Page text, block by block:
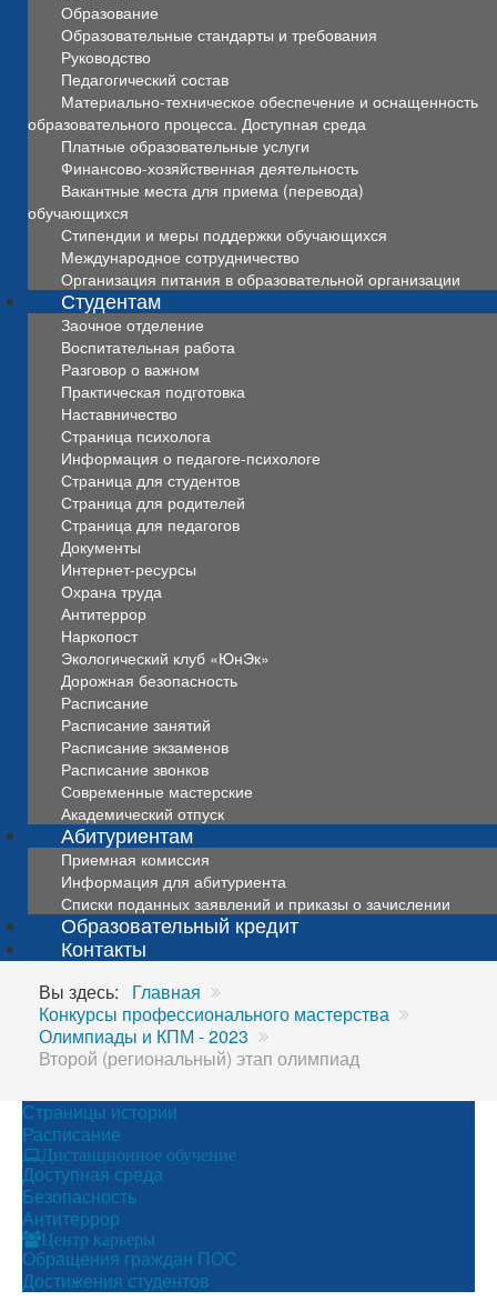
Образование
Образовательные стандарты и требования
Руководство
Педагогический состав
Материально-техническое обеспечение и оснащенность
образовательного процесса. Доступная среда
Платные образовательные услуги
Финансово-хозяйственная деятельность
Вакантные места для приема (перевода)
обучающихся
Стипендии и меры поддержки обучающихся
Международное сотрудничество
Организация питания в образовательной организации
Студентам
Заочное отделение
Воспитательная работа
Разговор о важном
Практическая подготовка
Наставничество
Страница психолога
Информация о педагоге-психологе
Страница для студентов
Страница для родителей
Страница для педагогов
Документы
Интернет-ресурсы
Охрана труда
Антитеррор
Наркопост
Экологический клуб «ЮнЭк»
Дорожная безопасность
Расписание
Расписание занятий
Расписание экзаменов
Расписание звонков
Современные мастерские
Академический отпуск
Абитуриентам
Приемная комиссия
Информация для абитуриента
Списки поданных заявлений и приказы о зачислении
Образовательный кредит
Контакты
Вы здесь:
Главная
Конкурсы профессионального мастерства
Олимпиады и КПМ - 2023
Второй (региональный) этап олимпиад
Страницы истории
Расписание
Дистанционное обучение
Доступная среда
Безопасность
Антитеррор
Центр карьеры
Обращения граждан ПОС
Достижения студентов